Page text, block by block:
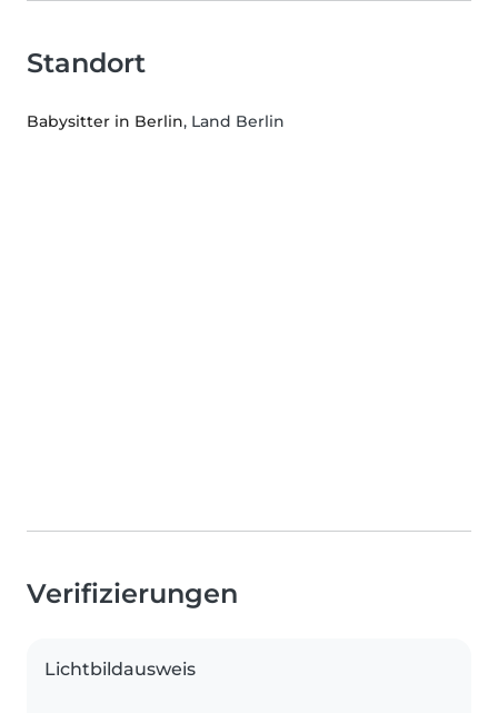
Standort
Babysitter in Berlin, Land Berlin
Verifizierungen
Lichtbildausweis